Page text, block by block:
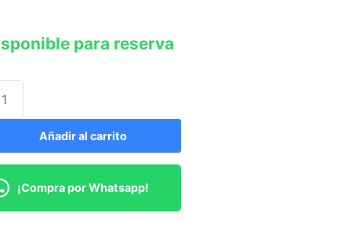
para reserva
Añadir al carrito
¡Compra por Whatsapp!